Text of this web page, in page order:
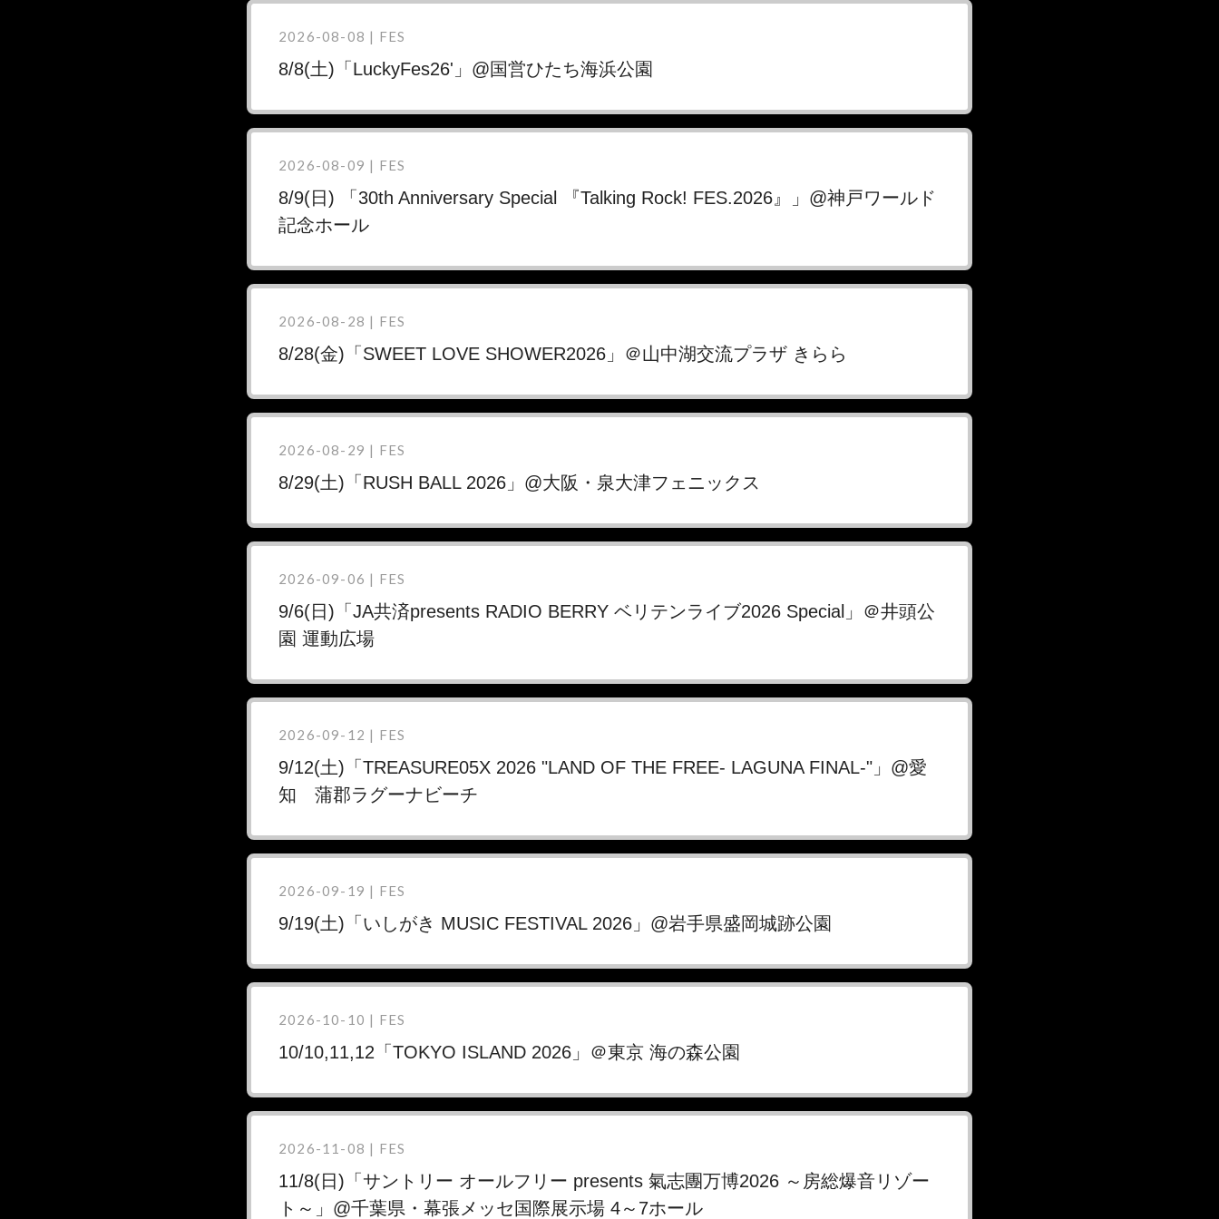
2026-08-08 | FES
8/8(土)「LuckyFes26'」@国営ひたち海浜公園
2026-08-09 | FES
8/9(日) 「30th Anniversary Special 『Talking Rock! FES.2026』」@神戸ワールド
記念ホール
2026-08-28 | FES
8/28(金)「SWEET LOVE SHOWER2026」＠山中湖交流プラザ きらら
2026-08-29 | FES
8/29(土)「RUSH BALL 2026」@大阪・泉大津フェニックス
2026-09-06 | FES
9/6(日)「JA共済presents RADIO BERRY ベリテンライブ2026 Special」＠井頭公
園 運動広場
2026-09-12 | FES
9/12(土)「TREASURE05X 2026 "LAND OF THE FREE- LAGUNA FINAL-"」@愛
知 蒲郡ラグーナビーチ
2026-09-19 | FES
9/19(土)「いしがき MUSIC FESTIVAL 2026」@岩手県盛岡城跡公園
2026-10-10 | FES
10/10,11,12「TOKYO ISLAND 2026」＠東京 海の森公園
2026-11-08 | FES
11/8(日)「サントリー オールフリー presents 氣志團万博2026 ～房総爆音リゾー
ト～」@千葉県・幕張メッセ国際展示場 4～7ホール